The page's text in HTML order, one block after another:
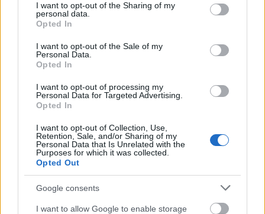
not limited to your visit or usage behaviour. You may click to
grant or deny consent to Google and its third-party tags to
use your data for below specified purposes in below Google
consent section.
I want to opt-out of the Sharing of my
personal data.
Opted In
I want to opt-out of the Sale of my
Personal Data.
Opted In
I want to opt-out of processing my
Personal Data for Targeted Advertising.
Opted In
I want to opt-out of Collection, Use,
Retention, Sale, and/or Sharing of my
Personal Data that Is Unrelated with the
Purposes for which it was collected.
Opted Out
Google consents
I want to allow Google to enable storage
felrobbant és roncsai eltűntek a Csendes-
óceánban.
Forrás: MTI
Film Sci-fi Sorozatok Űrkutatás